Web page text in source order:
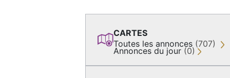
CARTES
Toutes les annonces (707)
Annonces du jour (0)